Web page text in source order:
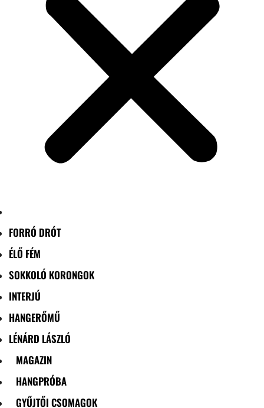
FORRÓ DRÓT
ÉLŐ FÉM
SOKKOLÓ KORONGOK
INTERJÚ
HANGERŐMŰ
LÉNÁRD LÁSZLÓ
MAGAZIN
HANGPRÓBA
GYŰJTŐI CSOMAGOK